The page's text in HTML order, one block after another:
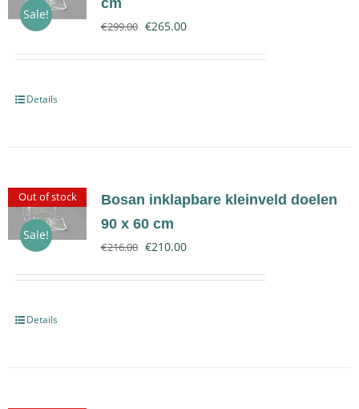
Sale!
€299.00 €265.00
Details
Out of stock
Sale!
Bosan inklapbare kleinveld doelen
90 x 60 cm
€216.00 €210.00
Details